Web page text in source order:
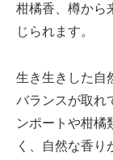
柑橘香、樽から
じられます。
生き生きした自
バランスが取れ
ンポートや柑橘
く、自然な香